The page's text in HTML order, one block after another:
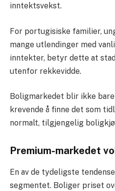
inntektsvekst.
For portugisiske familier,
mange utlendinger med
inntekter, betyr dette at
utenfor rekkevidde.
Boligmarkedet blir ikke
krevende å finne det som
normalt, tilgjengelig
Premium-markedet
En av de tydeligste
segmentet. Boliger priset